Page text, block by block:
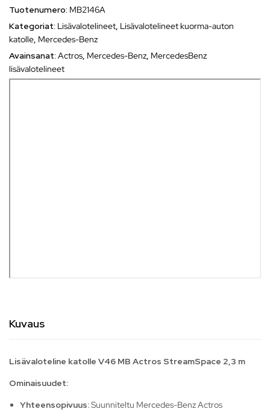
Tuotenumero: MB2146A
Kategoriat: Lisävalotelineet, Lisävalotelineet kuorma-auton
katolle, Mercedes-Benz
Avainsanat: Actros, Mercedes-Benz, MercedesBenz
lisävalotelineet
Kuvaus
Lisävaloteline katolle V46 MB Actros StreamSpace 2,3 m
Ominaisuudet:
Yhteensopivuus:Suunniteltu Mercedes-Benz Actros